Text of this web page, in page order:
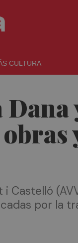
CULTURA
Castelló
por la